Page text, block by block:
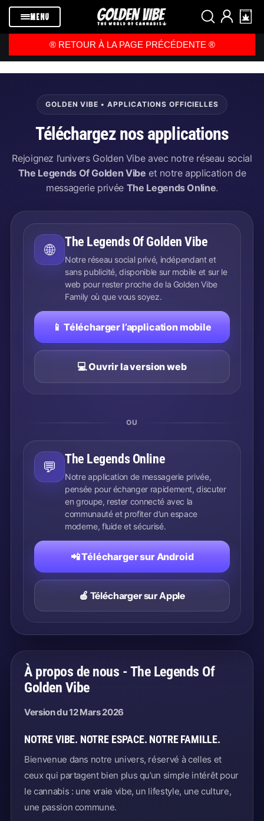
Passer au
contenuMENU
®️ RETOUR À LA PAGE PRÉCÉDENTE ®️
GOLDEN VIBE • APPLICATIONS OFFICIELLES
Téléchargez nos applications
Rejoignez l’univers Golden Vibe avec notre réseau social
The Legends Of Golden Vibe et notre application de
messagerie privée The Legends Online.
🌐 The Legends Of Golden Vibe
Notre réseau social privé, indépendant et
sans publicité, disponible sur mobile et sur le
web pour rester proche de la Golden Vibe
Family où que vous soyez.
📱 Télécharger l’application mobile
💻 Ouvrir la version web
OU
💬 The Legends Online
Notre application de messagerie privée,
pensée pour échanger rapidement, discuter
en groupe, rester connecté avec la
communauté et profiter d’un espace
moderne, fluide et sécurisé.
📲 Télécharger sur Android
🍎 Télécharger sur Apple
À propos de nous - The Legends Of
Golden Vibe
Version du 12 Mars 2026
NOTRE VIBE. NOTRE ESPACE. NOTRE FAMILLE.
Bienvenue dans notre univers, réservé à celles et
ceux qui partagent bien plus qu’un simple intérêt pour
le cannabis : une vraie vibe, un lifestyle, une culture,
une passion commune.